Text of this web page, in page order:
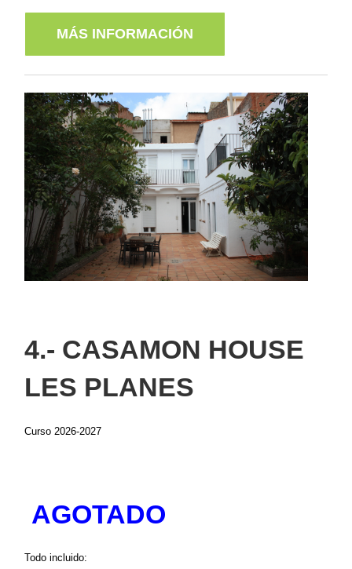
MÁS INFORMACIÓN
4.- CASAMON HOUSE
LES PLANES
Curso 2026-2027
AGOTADO
Todo incluido: